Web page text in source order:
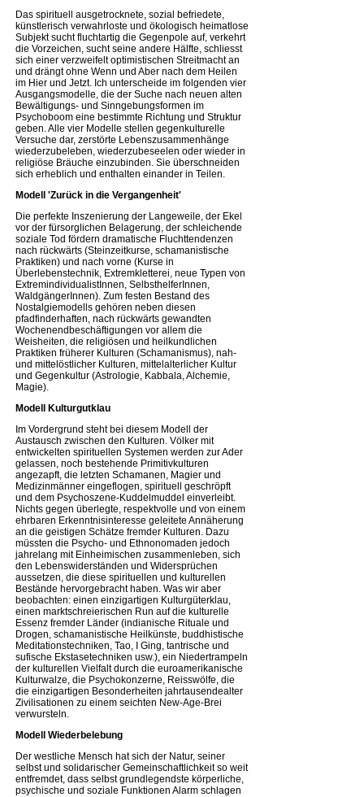
Das spirituell ausgetrocknete, sozial befriedete,
künstlerisch verwahrloste und ökologisch heimatlose
Subjekt sucht fluchtartig die Gegenpole auf, verkehrt
die Vorzeichen, sucht seine andere Hälfte, schliesst
sich einer verzweifelt optimistischen Streitmacht an
und drängt ohne Wenn und Aber nach dem Heilen
im Hier und Jetzt. Ich unterscheide im folgenden vier
Ausgangsmodelle, die der Suche nach neuen alten
Bewältigungs- und Sinngebungsformen im
Psychoboom eine bestimmte Richtung und Struktur
geben. Alle vier Modelle stellen gegenkulturelle
Versuche dar, zerstörte Lebenszusammenhänge
wiederzubeleben, wiederzubeseelen oder wieder in
religiöse Bräuche einzubinden. Sie überschneiden
sich erheblich und enthalten einander in Teilen.
Modell 'Zurück in die Vergangenheit'
Die perfekte Inszenierung der Langeweile, der Ekel
vor der fürsorglichen Belagerung, der schleichende
soziale Tod fördern dramatische Fluchttendenzen
nach rückwärts (Steinzeitkurse, schamanistische
Praktiken) und nach vorne (Kurse in
Überlebenstechnik, Extremkletterei, neue Typen von
ExtremindividualistInnen, SelbsthelferInnen,
WaldgängerInnen). Zum festen Bestand des
Nostalgiemodells gehören neben diesen
pfadfinderhaften, nach rückwärts gewandten
Wochenendbeschäftigungen vor allem die
Weisheiten, die religiösen und heilkundlichen
Praktiken früherer Kulturen (Schamanismus), nah-
und mittelöstlicher Kulturen, mittelalterlicher Kultur
und Gegenkultur (Astrologie, Kabbala, Alchemie,
Magie).
Modell Kulturgutklau
Im Vordergrund steht bei diesem Modell der
Austausch zwischen den Kulturen. Völker mit
entwickelten spirituellen Systemen werden zur Ader
gelassen, noch bestehende Primitivkulturen
angezapft, die letzten Schamanen, Magier und
Medizinmänner eingeflogen, spirituell geschröpft
und dem Psychoszene-Kuddelmuddel einverleibt.
Nichts gegen überlegte, respektvolle und von einem
ehrbaren Erkenntnisinteresse geleitete Annäherung
an die geistigen Schätze fremder Kulturen. Dazu
müssten die Psycho- und Ethnonomaden jedoch
jahrelang mit Einheimischen zusammenleben, sich
den Lebenswiderständen und Widersprüchen
aussetzen, die diese spirituellen und kulturellen
Bestände hervorgebracht haben. Was wir aber
beobachten: einen einzigartigen Kulturgüterklau,
einen marktschreierischen Run auf die kulturelle
Essenz fremder Länder (indianische Rituale und
Drogen, schamanistische Heilkünste, buddhistische
Meditationstechniken, Tao, I Ging, tantrische und
sufische Ekstasetechniken usw.), ein Niedertrampeln
der kulturellen Vielfalt durch die euroamerikanische
Kulturwalze, die Psychokonzerne, Reisswölfe, die
die einzigartigen Besonderheiten jahrtausendealter
Zivilisationen zu einem seichten New-Age-Brei
verwursteln.
Modell Wiederbelebung
Der westliche Mensch hat sich der Natur, seiner
selbst und solidarischer Gemeinschaftlichkeit so weit
entfremdet, dass selbst grundlegendste körperliche,
psychische und soziale Funktionen Alarm schlagen